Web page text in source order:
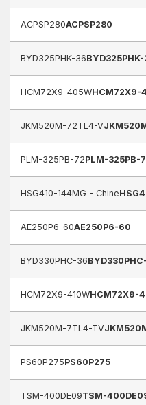
ACPSP280ACPSP280
BYD325PHK-36
HCM72X9-405WHCM72X9-
JKM520M-72TL4-V
PLM-325PB-72PLM-325PB-
HSG410-144MG - Chine
AE250P6-60AE250P6-60
BYD330PHC-36
HCM72X9-410WHCM72X9-
JKM520M-7TL4-TV
PS60P275PS60P275
TSM-400DE09TSM-